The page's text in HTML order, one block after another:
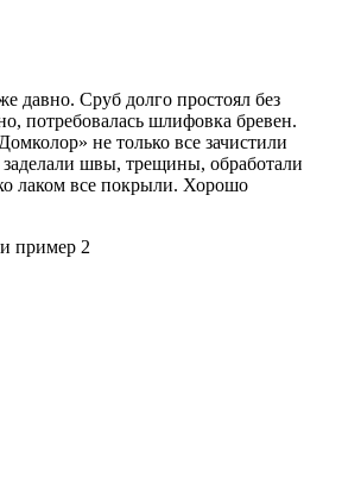
давно. Сруб долго простоял без
потребовалась шлифовка бревен.
не только все зачистили
швы, трещины, обработали
лаком все покрыли. Хорошо